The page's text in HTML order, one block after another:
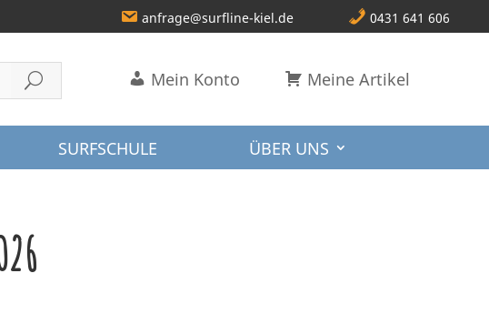
0431 641 606
anfrage@surfline-kiel.de
Meine Artikel
Mein Konto
SURFSCHULE ÜBER UNS